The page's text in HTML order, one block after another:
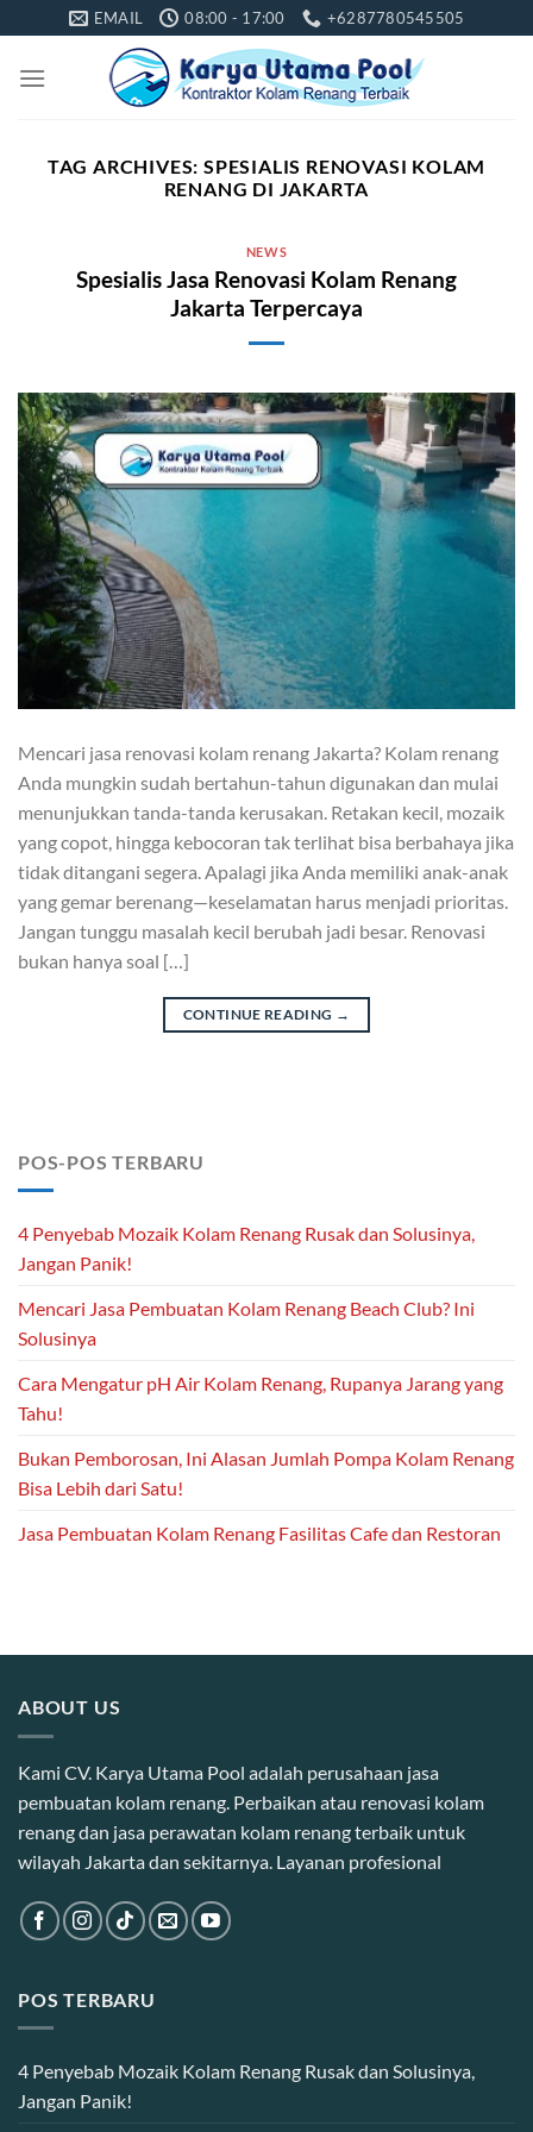
to
content
EMAIL 08:00 - 17:00 +6287780545505
TAG ARCHIVES: SPESIALIS RENOVASI KOLAM
RENANG DI JAKARTA
NEWS
Spesialis Jasa Renovasi Kolam Renang
Jakarta Terpercaya
Mencari jasa renovasi kolam renang Jakarta? Kolam renang
Anda mungkin sudah bertahun-tahun digunakan dan mulai
menunjukkan tanda-tanda kerusakan. Retakan kecil, mozaik
yang copot, hingga kebocoran tak terlihat bisa berbahaya jika
tidak ditangani segera. Apalagi jika Anda memiliki anak-anak
yang gemar berenang—keselamatan harus menjadi prioritas.
Jangan tunggu masalah kecil berubah jadi besar. Renovasi
bukan hanya soal […]
CONTINUE READING →
POS-POS TERBARU
4 Penyebab Mozaik Kolam Renang Rusak dan Solusinya,
Jangan Panik!
Mencari Jasa Pembuatan Kolam Renang Beach Club? Ini
Solusinya
Cara Mengatur pH Air Kolam Renang, Rupanya Jarang yang
Tahu!
Bukan Pemborosan, Ini Alasan Jumlah Pompa Kolam Renang
Bisa Lebih dari Satu!
Jasa Pembuatan Kolam Renang Fasilitas Cafe dan Restoran
ABOUT US
Kami CV. Karya Utama Pool adalah perusahaan jasa
pembuatan kolam renang. Perbaikan atau renovasi kolam
renang dan jasa perawatan kolam renang terbaik untuk
wilayah Jakarta dan sekitarnya. Layanan profesional
POS TERBARU
4 Penyebab Mozaik Kolam Renang Rusak dan Solusinya,
Jangan Panik!